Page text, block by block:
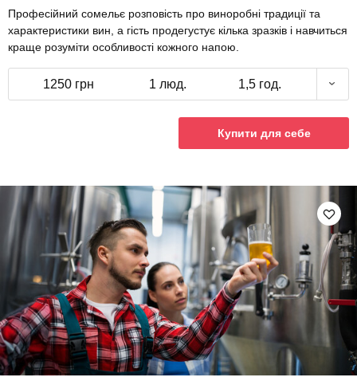
Професійний сомельє розповість про виноробні традиції та
характеристики вин, а гість продегустує кілька зразків і навчиться
краще розуміти особливості кожного напою.
1250 грн 1 люд. 1,5 год.
Купити для себе